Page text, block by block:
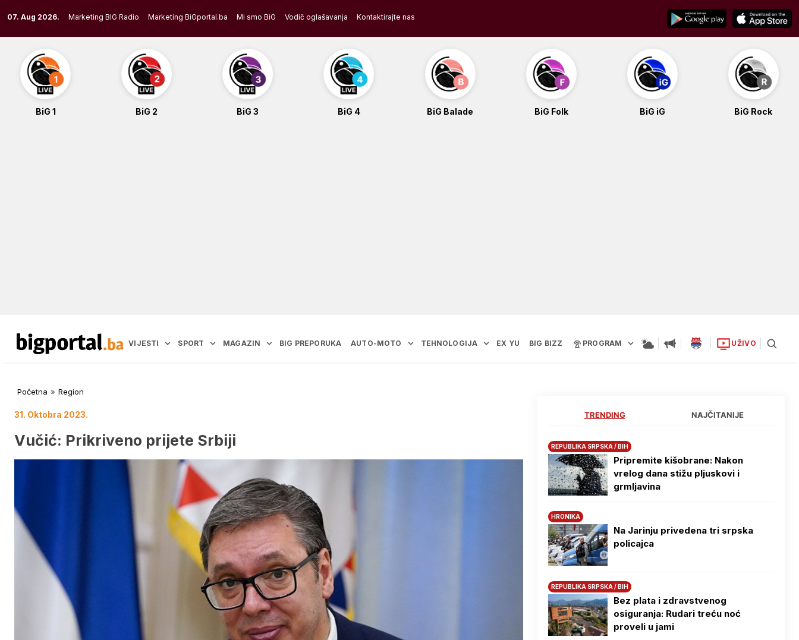
to
content
07. Aug 2026. Marketing BIG Radio Marketing BiGportal.ba Mi smo BiG Vodič oglašavanja Kontaktirajte nas
BiG 1 BiG 2 BiG 3 BiG 4 BiG Balade BiG Folk BiG iG BiG Rock
VIJESTI SPORT MAGAZIN BIG PREPORUKA AUTO-MOTO TEHNOLOGIJA EX YU BIG BIZZ PROGRAM UŽIVO
Početna » Region
31. Oktobra 2023.
Vučić: Prikriveno prijete Srbiji
TRENDING NAJČITANIJE
REPUBLIKA SRPSKA / BIH
Pripremite kišobrane: Nakon
vrelog dana stižu pljuskovi i
grmljavina
HRONIKA
Na Јarinju privedena tri srpska
policajca
REPUBLIKA SRPSKA / BIH
Bez plata i zdravstvenog
osiguranja: Rudari treću noć
proveli u jami